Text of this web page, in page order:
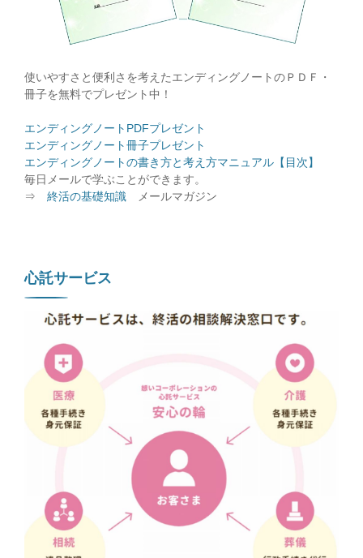
使いやすさと便利さを考えたエンディングノートのＰＤＦ・
冊子を無料でプレゼント中！
エンディングノートPDFプレゼント
エンディングノート冊子プレゼント
エンディングノートの書き方と考え方マニュアル【目次】
毎日メールで学ぶことができます。
⇒ 終活の基礎知識 メールマガジン
心託サービス